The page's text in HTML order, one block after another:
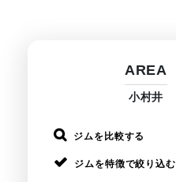
AREA
小村井
ジムを比較する
ジムを特徴で絞り込む